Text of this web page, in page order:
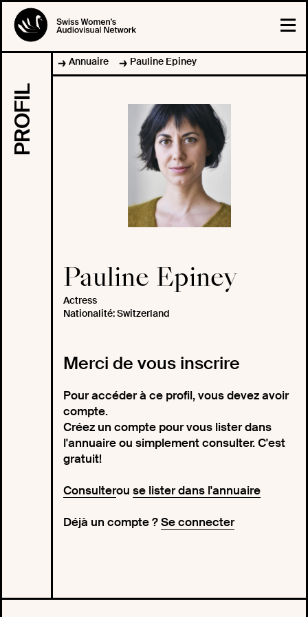
Annuaire Pauline Epiney
PROFIL
Pauline Epiney
Actress
Nationalité: Switzerland
Merci de vous inscrire
Pour accéder à ce profil, vous devez avoir
compte.
Créez un compte pour vous lister dans
l'annuaire ou simplement consulter. C'est
gratuit!
Consulterou se lister dans l'annuaire
Déjà un compte ?Se connecter